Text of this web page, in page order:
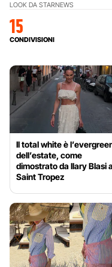
LOOK DA STARNEWS
15
CONDIVISIONI
Il total white è
dell’estate, come
dimostrato da Ilary Blasi
Saint Tropez